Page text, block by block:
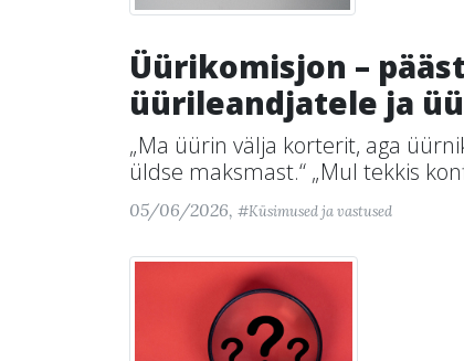
Üürikomisjon –
üürileandjatele ja
„Ma üürin välja korterit, aga
üldse maksmast.“ „Mul tekkis
05/06/2026, #Küsimused ja vastused